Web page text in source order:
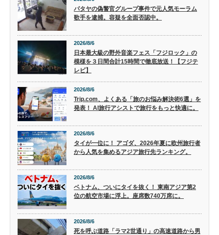
パタヤの偽警官グループ事件で元人気モーラム
歌手を逮捕。容疑を全面否認中。
2026/8/6
日本最大級の野外音楽フェス「フジロック」の
模様を３日間合計15時間で徹底放送！【フジテ
レビ】
2026/8/6
Trip.com、よくある「旅のお悩み解決術6選」を
発表！ AI旅行アシストで旅行をもっと快適に。
2026/8/6
タイが一位に！ アゴダ、2026年夏に欧州旅行者
から人気を集めるアジア旅行先ランキング。
2026/8/6
ベトナム、ついにタイを抜く！ 東南アジア第2
位の航空市場に浮上。座席数740万席に。
2026/8/6
死を呼ぶ道路「ラマ2世通り」の高速道路から男